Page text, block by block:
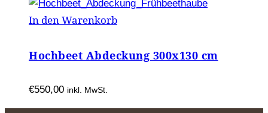
In den Warenkorb
Hochbeet Abdeckung 300x130 cm
€550,00 inkl. MwSt.